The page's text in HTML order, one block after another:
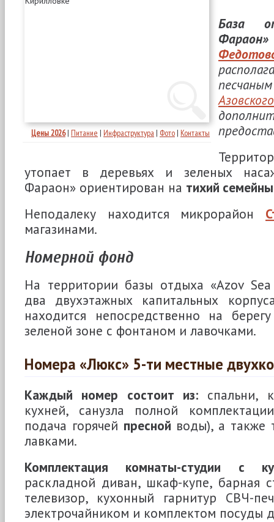
Цены 2026| Питание | Инфраструктура | Фото | Контакты
База
Фараон»
утопает в деревьях и зеленых
Фараон» ориентирован на тихий
Неподалеку находится микрорайон
магазинами.
Номерной фонд
На территории базы отдыха «Azov
два двухэтажных капитальных
находится непосредственно на
зеленой зоне с фонтаном и лавочками.
Номера «Люкс» 5-ти местные
Каждый номер состоит из: спальни,
кухней, санузла полной комплектации
подача горячей пресной воды), а также
лавками.
Комплектация комнаты-студии с
раскладной диван, шкаф-купе, барная
телевизор, кухонный гарнитур СВЧ-
электрочайником и комплектом посуды